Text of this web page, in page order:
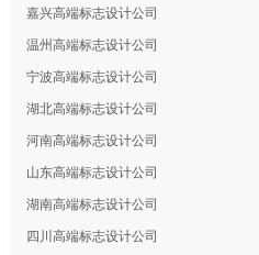
嘉兴高端标志设计公司
温州高端标志设计公司
宁波高端标志设计公司
湖北高端标志设计公司
河南高端标志设计公司
山东高端标志设计公司
湖南高端标志设计公司
四川高端标志设计公司